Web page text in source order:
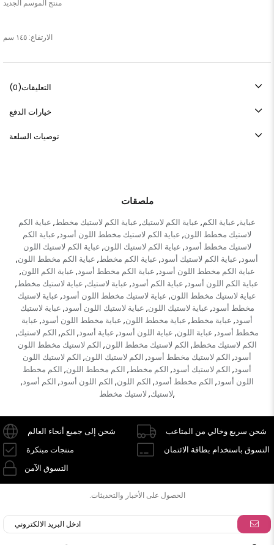
الارتفاع: ١٤٥ سم
التعليقات(0)
خيارات الدفع
توصيات السلعة
ملصقات
عباية, عباية الكم, عباية الكم لاستيك, عباية الكم لاستيك مخطط, عباية الكم
لاستيك مخطط اللون, عباية الكم لاستيك مخطط اللون أسود, عباية الكم
لاستيك مخطط أسود, عباية الكم لاستيك اللون, عباية الكم لاستيك اللون
أسود, عباية الكم لاستيك أسود, عباية الكم مخطط, عباية الكم مخطط اللون,
عباية الكم مخطط اللون أسود, عباية الكم مخطط أسود, عباية الكم اللون,
عباية الكم اللون أسود, عباية الكم أسود, عباية لاستيك, عباية لاستيك مخطط,
عباية لاستيك مخطط اللون, عباية لاستيك مخطط اللون أسود, عباية لاستيك
مخطط أسود, عباية لاستيك اللون, عباية لاستيك اللون أسود, عباية لاستيك
أسود, عباية مخطط, عباية مخطط اللون, عباية مخطط اللون أسود, عباية
مخطط أسود, عباية اللون, عباية اللون أسود, عباية أسود, الكم, الكم لاستيك,
الكم لاستيك مخطط, الكم لاستيك مخطط اللون, الكم لاستيك مخطط اللون
أسود, الكم لاستيك مخطط أسود, الكم لاستيك اللون, الكم لاستيك اللون
أسود, الكم لاستيك أسود, الكم مخطط, الكم مخطط اللون, الكم مخطط
اللون أسود, الكم مخطط أسود, الكم اللون, الكم اللون أسود, الكم أسود,
لاستيك, لاستيك مخطط ,
شحن إلى جميع أنحاء العالم
شحن سريع وخالي من المتاعب
منتجات مبتكرة
التسوق باستخدام بطاقة الائتمان
التسوق الآمن
الحصول على الأخبار والتحديثات.